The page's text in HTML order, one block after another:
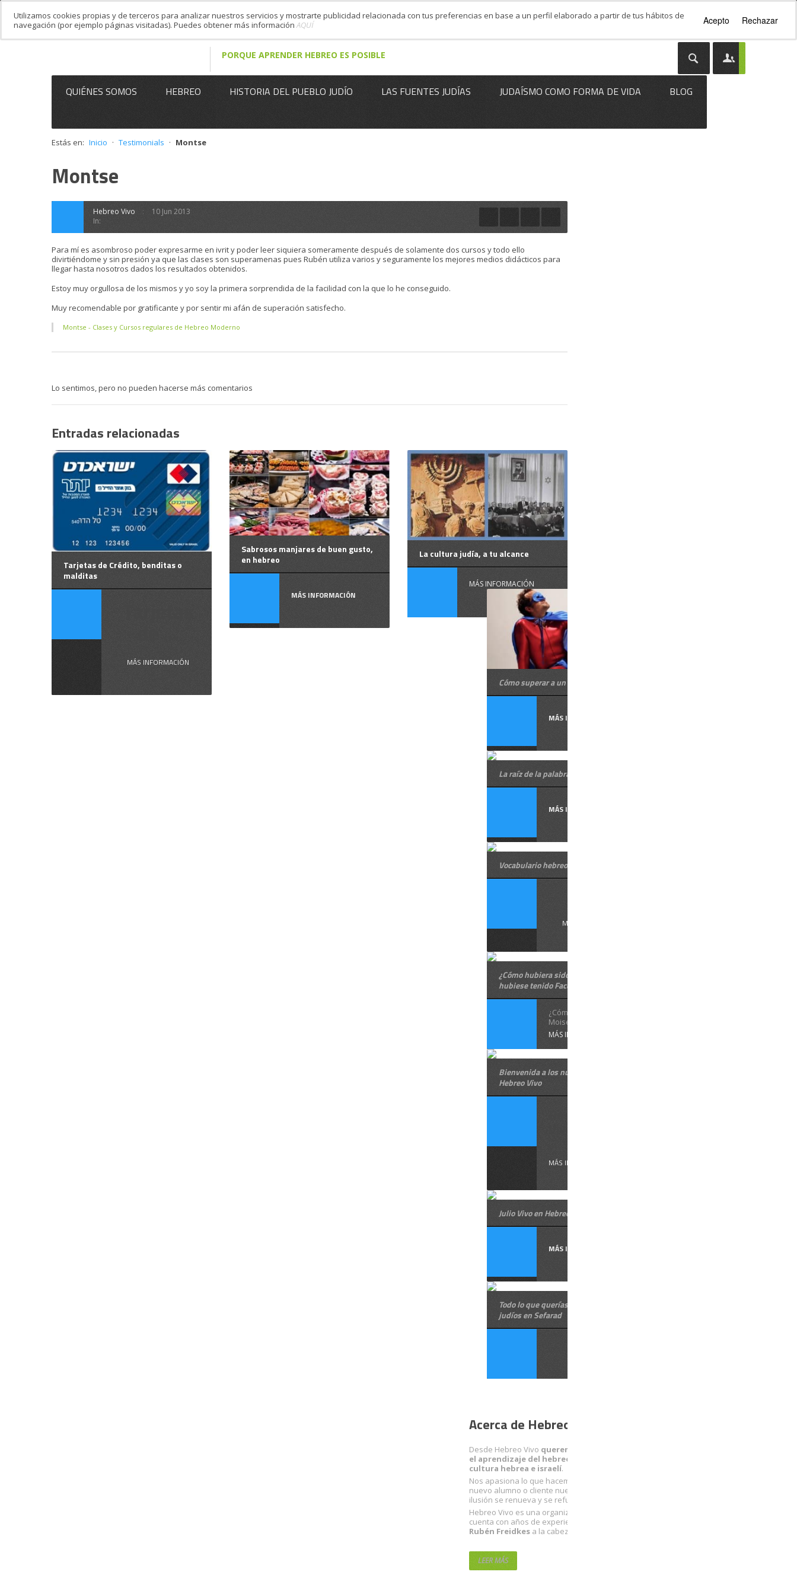
PORQUE APRENDER HEBREO ES POSIBLE
QUIÉNES SOMOS HEBREO HISTORIA DEL PUEBLO JUDÍO LAS FUENTES JUDÍAS JUDAÍSMO COMO FORMA DE VIDA BLOG
Estás en: Inicio · Testimonials · Montse
Montse
Hebreo Vivo
10 Jun 2013
In:
Para mí es asombroso poder expresarme en ivrit y poder leer siquiera someramente después de solamente dos cursos y todo ello
divirtiéndome y sin presión ya que las clases son superamenas pues Rubén utiliza varios y seguramente los mejores medios didácticos para
llegar hasta nosotros dados los resultados obtenidos.
Estoy muy orgullosa de los mismos y yo soy la primera sorprendida de la facilidad con la que lo he conseguido.
Muy recomendable por gratificante y por sentir mi afán de superación satisfecho.
Montse - Clases y Cursos regulares de Hebreo Moderno
Lo sentimos, pero no pueden hacerse más comentarios
Entradas relacionadas
Tarjetas de Crédito, benditas o
malditas
MÁS INFORMACIÓN
Sabrosos manjares de buen gusto,
en hebreo
MÁS INFORMACIÓN
La cultura judía, a tu alcance
MÁS INFORMACIÓN
Cómo superar a un héroe, en hebreo
MÁS INFORMACIÓN
La raíz de la palabra IVRIT hebreo
MÁS INFORMACIÓN
Vocabulario hebreo de Pesaj
MÁS INFORMACIÓN
¿Cómo hubiera sido si Moisés
hubiese tenido Facebook?
¿Cómo hubiera sido si
Moisés hubiese ...
MÁS INFORMACIÓN
Bienvenida a los nuevos alumnos de
Hebreo Vivo
MÁS INFORMACIÓN
Julio Vivo en Hebreo Vivo
MÁS INFORMACIÓN
Todo lo que querías saber sobre los
judíos en Sefarad
Acerca de Hebreo Vivo
Desde Hebreo Vivo queremos facilitarte
el aprendizaje del hebreo y acercarte a la
cultura hebrea e israelí.
Nos apasiona lo que hacemos. Con cada
nuevo alumno o cliente nuevo, nuestra
ilusión se renueva y se refuerza.
Hebreo Vivo es una organización sólida que
cuenta con años de experiencia… con
Rubén Freidkes a la cabeza.
LEER MÁS
Utilizamos cookies propias y de terceros para analizar nuestros servicios y mostrarte publicidad relacionada con tus preferencias en base a un perfil elaborado a partir de tus hábitos de
navegación (por ejemplo páginas visitadas). Puedes obtener más información AQUÍ Acepto Rechazar